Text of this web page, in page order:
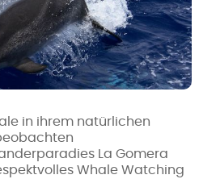
in ihrem natürlichen
La Gomera
Whale Watching